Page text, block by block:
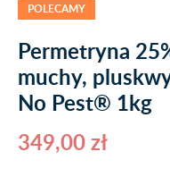
POLECAMY
Permetryna
muchy,
No Pest® 1kg
349,00 zł